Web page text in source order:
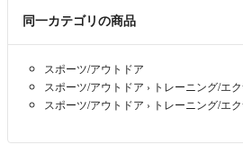
• 出品物は全て除菌清掃後に送付します。
同一カテゴリの商品
スポーツ/アウトドア
スポーツ/アウトドア › トレーニング/エ
スポーツ/アウトドア › トレーニング/エ